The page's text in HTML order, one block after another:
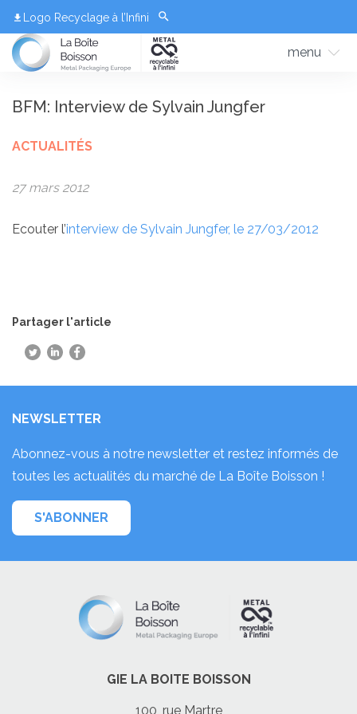
Logo Recyclage à l’Infini
menu
BFM: Interview de Sylvain Jungfer
ACTUALITÉS
27 mars 2012
Ecouter l’interview de Sylvain Jungfer, le 27/03/2012
Partager l'article
NEWSLETTER
Abonnez-vous à notre newsletter et restez informés de
toutes les actualités du marché de La Boîte Boisson !
S'ABONNER
GIE LA BOITE BOISSON
100, rue Martre